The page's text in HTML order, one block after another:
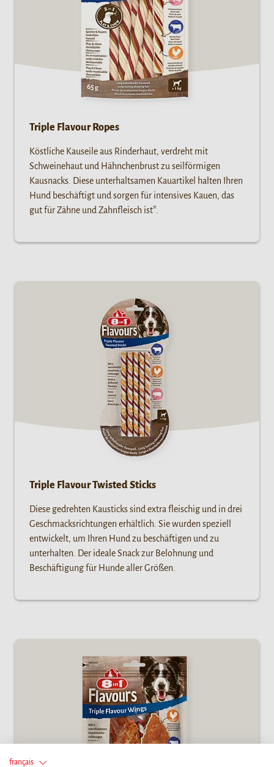
Triple Flavour Ropes
Köstliche Kauseile aus Rinderhaut, verdreht mit
Schweinehaut und Hähnchenbrust zu seilförmigen
Kausnacks. Diese unterhaltsamen Kauartikel halten Ihren
Hund beschäftigt und sorgen für intensives Kauen, das
gut für Zähne und Zahnfleisch ist*.
Triple Flavour Twisted Sticks
Diese gedrehten Kausticks sind extra fleischig und in drei
Geschmacksrichtungen erhältlich. Sie wurden speziell
entwickelt, um Ihren Hund zu beschäftigen und zu
unterhalten. Der ideale Snack zur Belohnung und
Beschäftigung für Hunde aller Größen.
français